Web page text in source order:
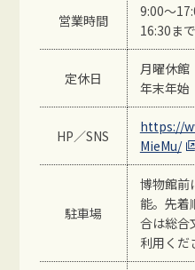
営業時間
9:00〜
16:30まで
定休日
月曜休館
年末年始
HP／SNS
https://
MieMu/
駐車場
博物館前
能。先着
合は総合
利用くだ